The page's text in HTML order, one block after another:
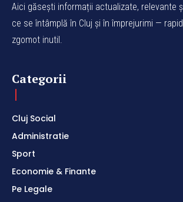
Aici găsești informații actualizate, relevante
ce se întâmplă în Cluj și în împrejurimi —
zgomot inutil.
Categorii
Cluj Social
Administratie
Sport
Economie & Finante
Pe Legale